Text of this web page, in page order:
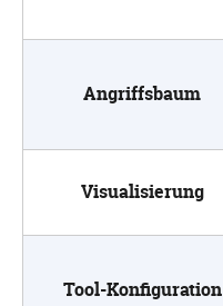
Angriffsbaum
Visualisierung
Tool-Konfiguration